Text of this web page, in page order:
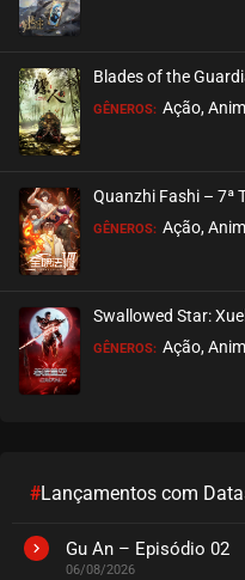
Blades of the
GÊNEROS: Ação,
Quanzhi Fashi – 7ª
GÊNEROS: Ação,
Swallowed Star:
GÊNEROS: Ação,
#Lançamentos com
Gu An – Episódio 02
06/08/2026